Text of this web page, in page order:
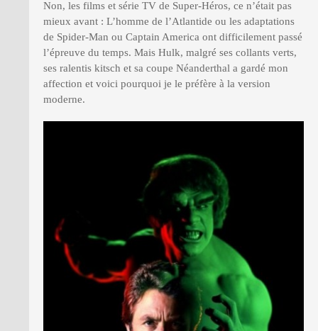
Non, les films et série TV de Super-Héros, ce n’était pas
mieux avant : L’homme de l’Atlantide ou les adaptations
de Spider-Man ou Captain America ont difficilement passé
l’épreuve du temps. Mais Hulk, malgré ses collants verts,
ses ralentis kitsch et sa coupe Néanderthal a gardé mon
affection et voici pourquoi je le préfère à la version
moderne.